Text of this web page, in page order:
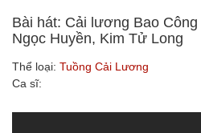
Bài hát: Cải lương Bao
Ngọc Huyền, Kim Tử Long
Thể loại: Tuồng Cải Lương
Ca sĩ: